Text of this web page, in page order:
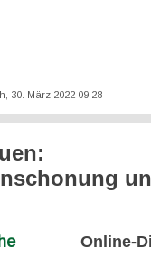
30. März 2022 09:28
Online-